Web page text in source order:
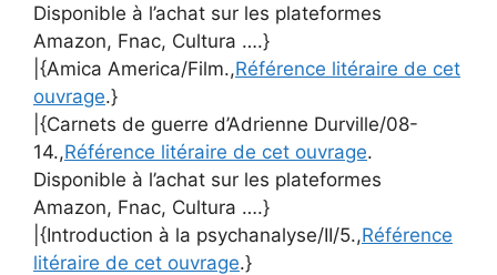
Disponible à l’achat sur les plateformes
Amazon, Fnac, Cultura ….}
|{Amica America/Film.,Référence litéraire de cet
ouvrage.}
|{Carnets de guerre d’Adrienne Durville/08-
14.,Référence litéraire de cet ouvrage.
Disponible à l’achat sur les plateformes
Amazon, Fnac, Cultura ….}
|{Introduction à la psychanalyse/II/5.,Référence
litéraire de cet ouvrage.}